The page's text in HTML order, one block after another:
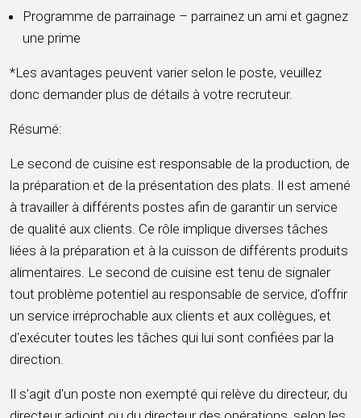
Programme de parrainage – parrainez un ami et gagnez
une prime
*Les avantages peuvent varier selon le poste, veuillez
donc demander plus de détails à votre recruteur.
Résumé:
Le second de cuisine est responsable de la production, de
la préparation et de la présentation des plats. Il est amené
à travailler à différents postes afin de garantir un service
de qualité aux clients. Ce rôle implique diverses tâches
liées à la préparation et à la cuisson de différents produits
alimentaires. Le second de cuisine est tenu de signaler
tout problème potentiel au responsable de service, d'offrir
un service irréprochable aux clients et aux collègues, et
d'exécuter toutes les tâches qui lui sont confiées par la
direction.
Il s'agit d'un poste non exempté qui relève du directeur, du